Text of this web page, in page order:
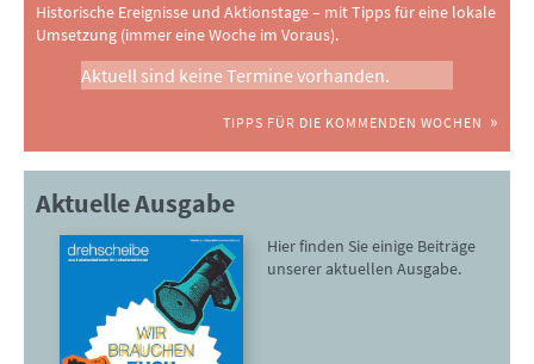
Historische Ereignisse und Aktionstage – mit Tipps für eine lokale
Umsetzung (immer eine Woche im Voraus).
Aktuell sind keine Termine vorhanden.
TIPPS FÜR DIE KOMMENDEN WOCHEN
Aktuelle Ausgabe
Hier finden Sie einige Beiträge
unserer aktuellen Ausgabe.